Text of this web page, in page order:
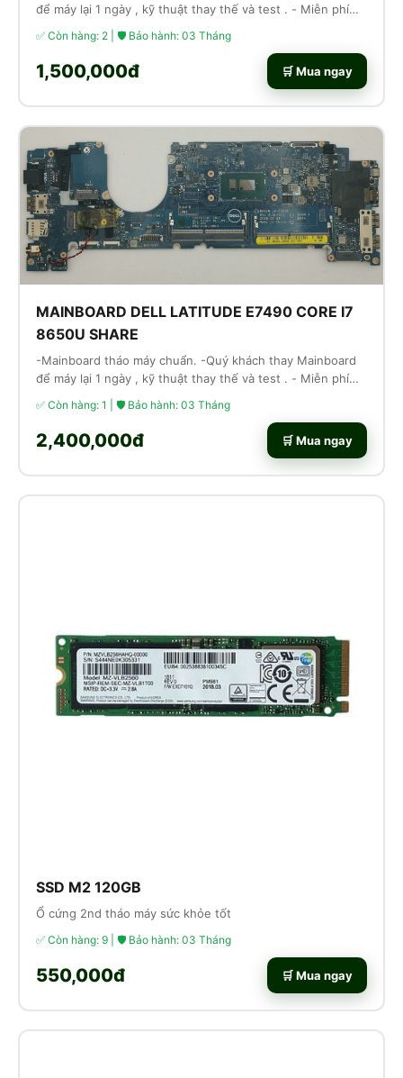
để máy lại 1 ngày , kỹ thuật thay thế và test . - Miễn phí
công thay thế lắp ráp
✅ Còn hàng: 2 | 🛡 Bảo hành: 03 Tháng
1,500,000đ 🛒 Mua ngay
MAINBOARD DELL LATITUDE E7490 CORE I7
8650U SHARE
-Mainboard tháo máy chuẩn. -Quý khách thay Mainboard
để máy lại 1 ngày , kỹ thuật thay thế và test . - Miễn phí
công thay thế lắp ráp
✅ Còn hàng: 1 | 🛡 Bảo hành: 03 Tháng
2,400,000đ 🛒 Mua ngay
SSD M2 120GB
Ổ cứng 2nd tháo máy sức khỏe tốt
✅ Còn hàng: 9 | 🛡 Bảo hành: 03 Tháng
550,000đ 🛒 Mua ngay